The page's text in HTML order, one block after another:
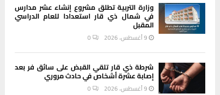
وزارة التربية تطلق مشروع إنشاء عشر مدارس
في شمال ذي قار استعدادا للعام الدراسي
المقبل
9 أغسطس، 2026 0
شرطة ذي قار تلقي القبض على سائق فر بعد
إصابة عشرة أشخاص في حادث مروري
9 أغسطس، 2026 0